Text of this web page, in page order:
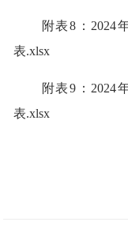
附表8：2024
表.xlsx
附表9：2024
表.xlsx